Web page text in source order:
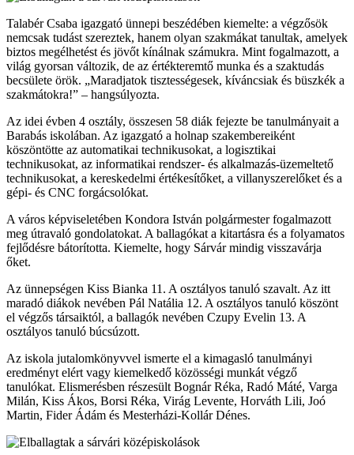
Talabér Csaba igazgató ünnepi beszédében kiemelte: a végzősök
nemcsak tudást szereztek, hanem olyan szakmákat tanultak, amelyek
biztos megélhetést és jövőt kínálnak számukra. Mint fogalmazott, a
világ gyorsan változik, de az értékteremtő munka és a szaktudás
becsülete örök. „Maradjatok tisztességesek, kíváncsiak és büszkék a
szakmátokra!” – hangsúlyozta.
Az idei évben 4 osztály, összesen 58 diák fejezte be tanulmányait a
Barabás iskolában. Az igazgató a holnap szakembereiként
köszöntötte az automatikai technikusokat, a logisztikai
technikusokat, az informatikai rendszer- és alkalmazás-üzemeltető
technikusokat, a kereskedelmi értékesítőket, a villanyszerelőket és a
gépi- és CNC forgácsolókat.
A város képviseletében Kondora István polgármester fogalmazott
meg útravaló gondolatokat. A ballagókat a kitartásra és a folyamatos
fejlődésre bátorította. Kiemelte, hogy Sárvár mindig visszavárja
őket.
Az ünnepségen Kiss Bianka 11. A osztályos tanuló szavalt. Az itt
maradó diákok nevében Pál Natália 12. A osztályos tanuló köszönt
el végzős társaiktól, a ballagók nevében Czupy Evelin 13. A
osztályos tanuló búcsúzott.
Az iskola jutalomkönyvvel ismerte el a kimagasló tanulmányi
eredményt elért vagy kiemelkedő közösségi munkát végző
tanulókat. Elismerésben részesült Bognár Réka, Radó Máté, Varga
Milán, Kiss Ákos, Borsi Réka, Virág Levente, Horváth Lili, Joó
Martin, Fider Ádám és Mesterházi-Kollár Dénes.